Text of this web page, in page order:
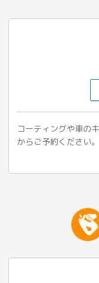
コーティングや車の
からご予約ください。